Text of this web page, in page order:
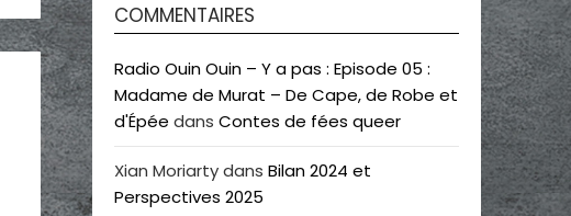
COMMENTAIRES
Radio Ouin Ouin – Y a pas : Episode 05 :
Madame de Murat – De Cape, de Robe et
d'Épée dans Contes de fées queer
Xian Moriartydans Bilan 2024 et
Perspectives 2025